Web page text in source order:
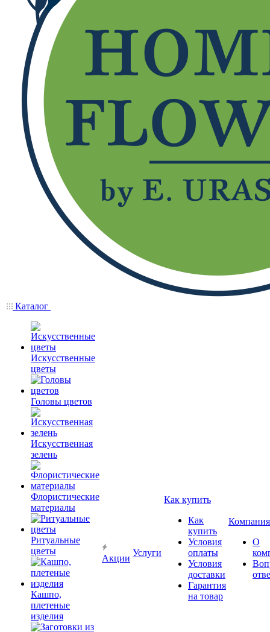
Каталог
Искусственные
цветы
Головы цветов
Искусственная
зелень
Флористические
материалы
Ритуальные
цветы
Кашпо,
плетеные
изделия
Акции
Услуги
Как купить
Как
купить
Условия
оплаты
Условия
доставки
Гарантия
на товар
Компания
О